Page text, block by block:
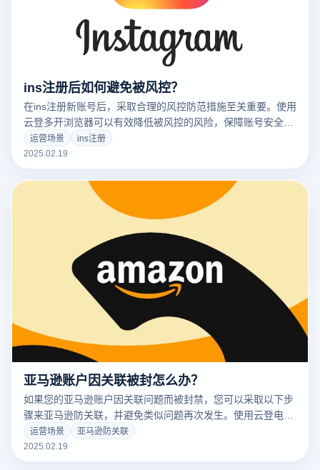
ins注册后如何避免被风控？
在ins注册新账号后，采取合理的风控防范措施至关重要。使用
云登多开浏览器可以有效降低被风控的风险，保障账号安全。
以下是关键策略：
运营场景
ins注册
2025.02.19
亚马逊账户因关联被封怎么办？
如果您的亚马逊账户因关联问题而被封禁，您可以采取以下步
骤来亚马逊防关联，并避免类似问题再次发生。使用云登电商
浏览器将有助于减少账户关联的风险，并提高多账户管理的安
全性。以下是一些关键的建议和解决方案：
运营场景
亚马逊防关联
2025.02.19